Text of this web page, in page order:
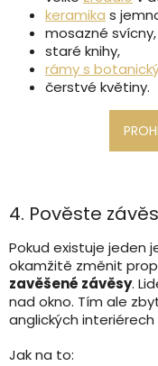
keramika s
mosazné svícny,
staré knihy,
rámy s
čerstvé květiny.
4. Pověste
Pokud existuje jeden
okamžitě změnit
zavěšené závěsy.
nad okno. Tím ale
anglických
Jak na to: